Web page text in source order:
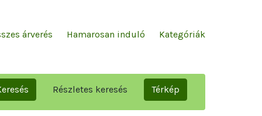
árverés Hamarosan induló Kategóriák
Részletes keresés Térkép